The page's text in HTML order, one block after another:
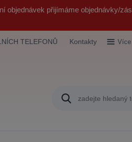
objednávek přijímáme objednávky/
TELEFONŮ Kontakty Více